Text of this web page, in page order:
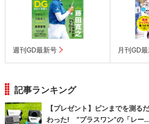
週刊GD最新号 月刊GD
記事ランキング
【プレゼント】ピンまでを測る
わった! “プラスワン”の「レー...